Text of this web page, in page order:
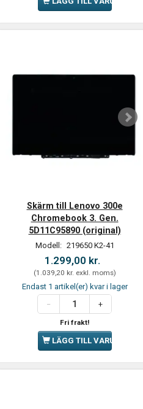
Skärm till Lenovo 300e
Chromebook 3. Gen.
5D11C95890 (original)
Modell: 219650 K2-41
1.299,00 kr.
(1.039,20 kr. exkl. moms)
Endast 1 artikel(er) kvar i lager
Fri frakt!
LÄGG TILL VARUKORGEN